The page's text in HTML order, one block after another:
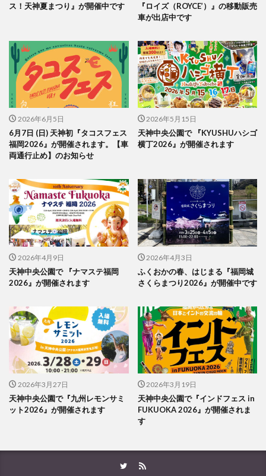
ス！天神夏まつり』が開催中です
『ロイズ（ROYCE’）』の移動販売
車が出店中です
2026年6月5日
6月7日 (日) 天神初『タコスフェス
福岡2026』が開催されます。【車
両通行止め】のお知らせ
2026年5月15日
天神中央公園で 『KYUSHUハシゴ
横丁2026』が開催されます
2026年4月9日
天神中央公園で 『ナマステ福岡
2026』が開催されます
2026年4月3日
ふくおかの春、はじまる『福岡城
さくらまつり2026』が開催中です
2026年3月27日
天神中央公園で『九州レモンサミ
ット2026』が開催されます
2026年3月19日
天神中央公園で『インドフェス in
FUKUOKA 2026』が開催されま
す